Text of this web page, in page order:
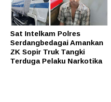
Sat Intelkam Polres
Serdangbedagai Amankan
ZK Sopir Truk Tangki
Terduga Pelaku Narkotika